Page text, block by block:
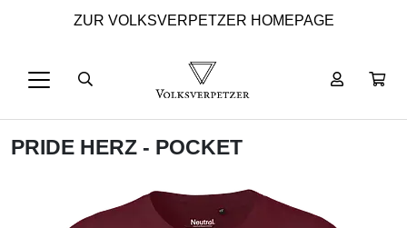
ZUR VOLKSVERPETZER HOMEPAGE
PRIDE HERZ - POCKET